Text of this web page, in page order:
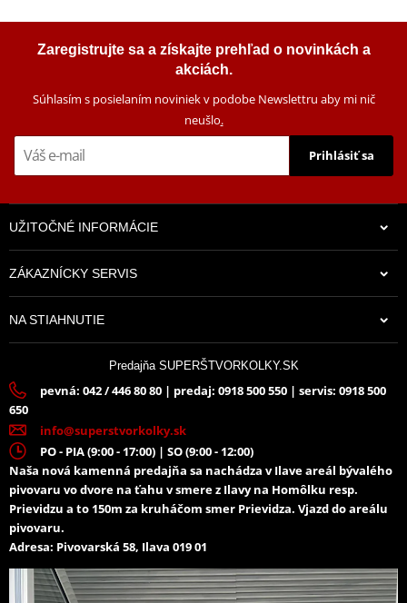
Zaregistrujte sa a získajte prehľad o novinkách a
akciách.
Súhlasím s posielaním noviniek v podobe Newslettru aby mi nič
neušlo.
Prihlásiť sa
UŽITOČNÉ INFORMÁCIE
ZÁKAZNÍCKY SERVIS
NA STIAHNUTIE
Predajňa SUPERŠTVORKOLKY.SK
pevná: 042 / 446 80 80 | predaj: 0918 500 550 | servis: 0918 500
650
info@superstvorkolky.sk
PO - PIA (9:00 - 17:00) | SO (9:00 - 12:00)
Naša nová kamenná predajňa sa nachádza v Ilave areál bývalého
pivovaru vo dvore na ťahu v smere z Ilavy na Homôlku resp.
Prievidzu a to 150m za kruháčom smer Prievidza. Vjazd do areálu
pivovaru.
Adresa: Pivovarská 58, Ilava 019 01